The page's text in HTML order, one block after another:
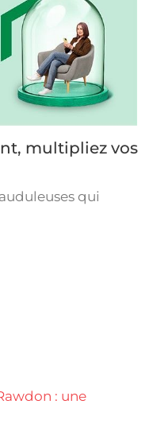
multipliez vos
qui
: une